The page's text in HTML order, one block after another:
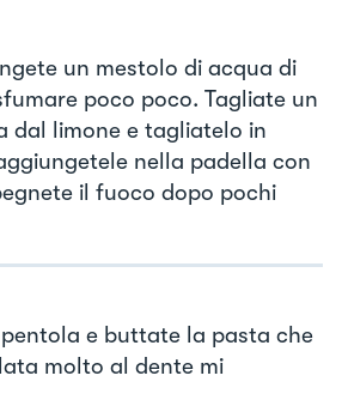
un mestolo di acqua di
poco poco. Tagliate un
dal limone e tagliatelo in
nella padella con
il fuoco dopo pochi
pentola e buttate la pasta che
molto al dente mi